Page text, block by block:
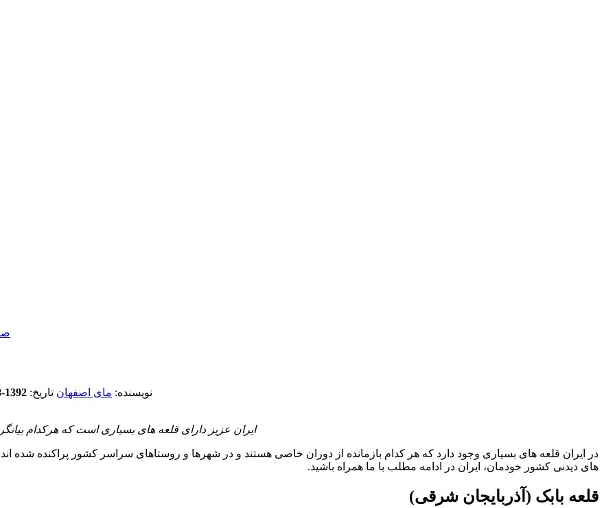
نویسنده: مای اصفهان تاریخ: 1392-8-29 (
ایران عزیز دارای قلعه های بسیاری است که هرکدام
در ایران قلعه های بسیاری وجود دارد که هر کدام بازمانده از دوران خاصی هستند و در شهرها و روستاهای سراسر کشور پراکنده شده اند.
های دیدنی کشور خودمان، ایران در ادامه مطلب با ما همراه باشید.
قلعه بابک (آذربایجان شرقی)